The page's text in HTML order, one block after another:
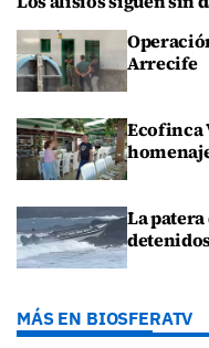
Arrecife
Ecofinca
La
MÁS EN BIOSFERATV